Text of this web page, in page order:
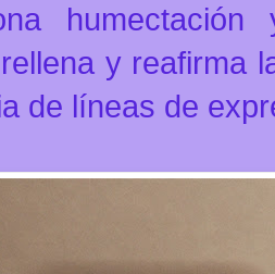
y reafirma
de líneas de